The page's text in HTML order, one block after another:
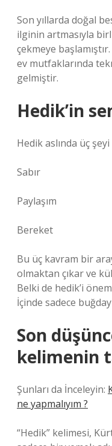
Son yıllarda doğal
ilginin artmasıyla
çekmeye
ev mutfaklarında
gelmiştir.
Hedik’in
Hedik aslında üç
Sabır
Paylaşım
Bereket
Bu üç kavram bir
olmaktan çıkar ve
Belki de hedik’i
İçinde sadece
Son
kelimenin
Şunları da İnceleyin:
ne yapmalıyım ?
“Hedik” kelimesi,